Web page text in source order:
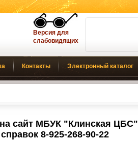
Версия для
слабовидящих
Контакты Электронный каталог
сайт МБУК "Клинская ЦБС"
8-925-268-90-22